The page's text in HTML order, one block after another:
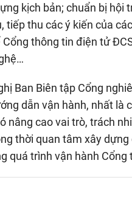
kịch bản; chuẩn bị hội
tiếp thu các ý kiến của
thông tin điện tử
Ban Biên tập Cổng
dẫn vận hành, nhất là
nâng cao vai trò, trách
thời quan tâm xây
quá trình vận hành